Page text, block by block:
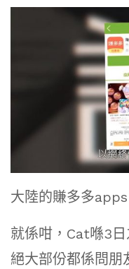
大陸的賺多多apps
就係咁，Cat喺3
絕大部份都係問朋